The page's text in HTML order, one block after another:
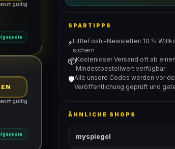
gültig
gültig
SPARTIPPS
⚡LittleFoshi-Newsletter: 10 %
sichern
📦Kostenloser Versand oft ab
Mindestbestellwert verfügbar
🛡️Alle unsere Codes werden vor
Veröffentlichung geprüft und
ÄHNLICHE SHOPS
myspiegel